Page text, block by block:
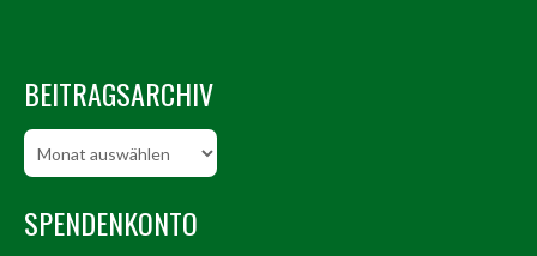
BEITRAGSARCHIV
Beitragsarchiv
SPENDENKONTO